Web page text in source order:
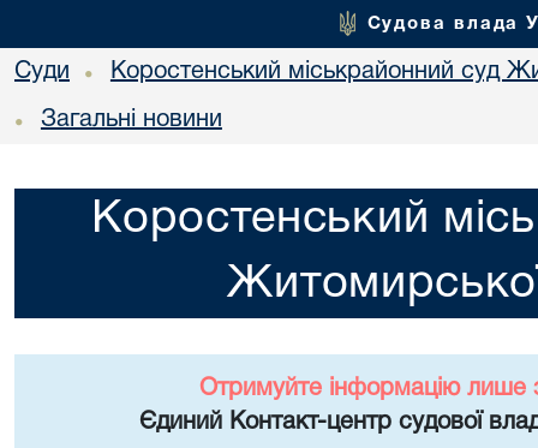
Судова влада
Суди • Коростенський міськрайонний суд
• Загальні новини
Коростенський
Отримуйте інформацію лише
Єдиний Контакт-центр судової